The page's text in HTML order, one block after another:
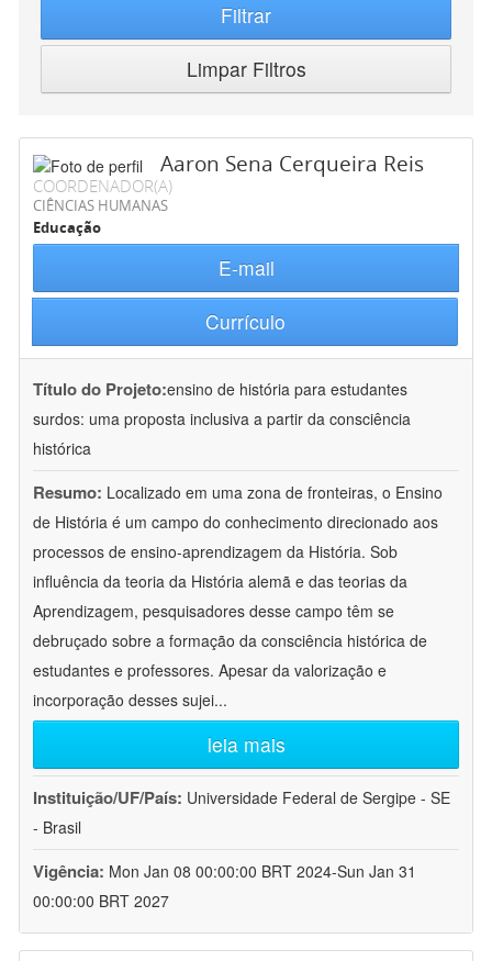
Filtrar
Limpar Filtros
Aaron Sena Cerqueira Reis
COORDENADOR(A)
CIÊNCIAS HUMANAS
Educação
E-mail
Currículo
Título do Projeto:ensino de história para estudantes
surdos: uma proposta inclusiva a partir da consciência
histórica
Resumo: Localizado em uma zona de fronteiras, o Ensino
de História é um campo do conhecimento direcionado aos
processos de ensino-aprendizagem da História. Sob
influência da teoria da História alemã e das teorias da
Aprendizagem, pesquisadores desse campo têm se
debruçado sobre a formação da consciência histórica de
estudantes e professores. Apesar da valorização e
incorporação desses sujei...
leia mais
Instituição/UF/País: Universidade Federal de Sergipe - SE
- Brasil
Vigência: Mon Jan 08 00:00:00 BRT 2024-Sun Jan 31
00:00:00 BRT 2027